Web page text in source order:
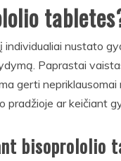
nustato
Paprastai
gerti
pradžioje ar keičiant
bisoprololio